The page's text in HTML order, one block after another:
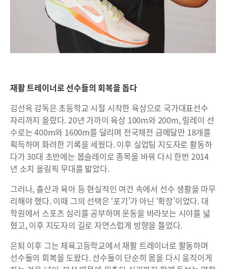
재활 트레이너로 선수들의 회복을 돕다
김선옥 감독은 초등학교 시절 시작한 육상으로 국가대표선수
자리까지 올랐다. 20년 가까이 육상 100m와 200m, 릴레이 선
수로는 400m와 1600m를 달리며 전국체전 금메달만 18개를
획득하며 화려한 기록을 세웠다. 이후 실업팀 지도자로 활동하
다가 30대 초반에는 봅슬레이로 종목을 바꿔 다시 한번 2014
년 소치 올림픽 무대를 밟았다.
그러나, 출산과 육아 등 현실적인 여건 속에서 선수 생활을 마무
리해야 했다. 이때 그의 선택은 ‘포기’가 아닌 ‘확장’이었다. 대
학원에서 스포츠 심리를 공부하며 운동을 바라보는 시야를 넓
혔고, 이후 지도자의 길로 자연스럽게 방향을 틀었다.
은퇴 이후 그는 체육고등학교에서 재활 트레이너로 활동하며
선수들의 회복을 도왔다. 선수들이 단순히 몸을 다시 움직이게